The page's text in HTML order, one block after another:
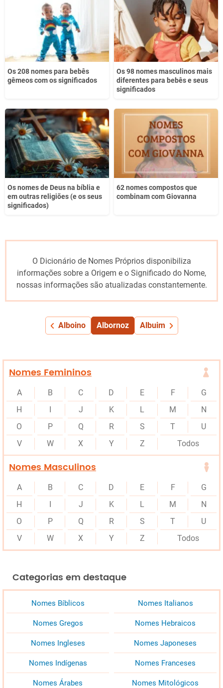
Os 208 nomes para bebês
gêmeos com os significados
Os 98 nomes masculinos mais
diferentes para bebês e seus
significados
Os nomes de Deus na bíblia e
em outras religiões (e os seus
significados)
62 nomes compostos que
combinam com Giovanna
O Dicionário de Nomes Próprios disponibiliza
informações sobre a Origem e o Significado do Nome,
nossas informações são atualizadas constantemente.
Alboino Albornoz Albuim
Nomes Femininos
A B C D E F
G
H
J K L M
N
O
P Q R S T
U
V
W X Y Z Todos
Nomes Masculinos
A B C D E F
G
H
J K L M
N
O
P Q R S T
U
V
W X Y Z Todos
Categorias em destaque
Nomes Bíblicos Nomes Italianos
Nomes Gregos Nomes Hebraicos
Nomes Ingleses Nomes Japoneses
Nomes Indígenas Nomes Franceses
Nomes Árabes Nomes Mitológicos